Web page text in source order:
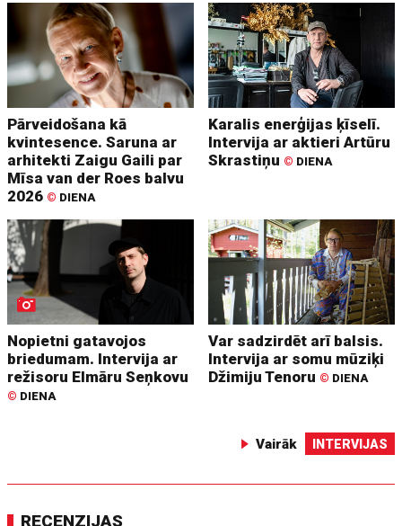
Pārveidošana kā
kvintesence. Saruna ar
arhitekti Zaigu Gaili par
Mīsa van der Roes balvu
2026 © DIENA
Karalis enerģijas ķīselī.
Intervija ar aktieri Artūru
Skrastiņu © DIENA
Nopietni gatavojos
briedumam. Intervija ar
režisoru Elmāru Seņkovu
© DIENA
Var sadzirdēt arī balsis.
Intervija ar somu mūziķi
Džimiju Tenoru © DIENA
Vairāk INTERVIJAS
RECENZIJAS